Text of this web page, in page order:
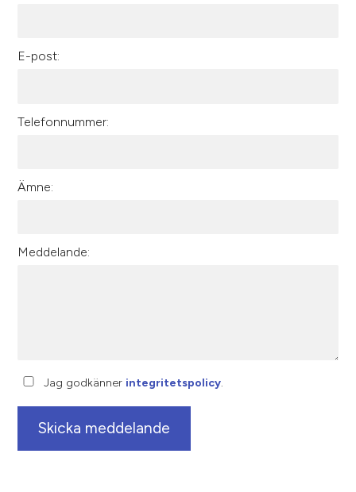
E-post:
Telefonnummer:
Ämne:
Meddelande:
Jag godkänner integritetspolicy.